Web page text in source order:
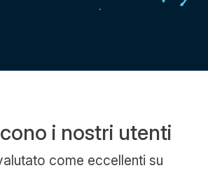
i nostri utenti
come eccellenti su